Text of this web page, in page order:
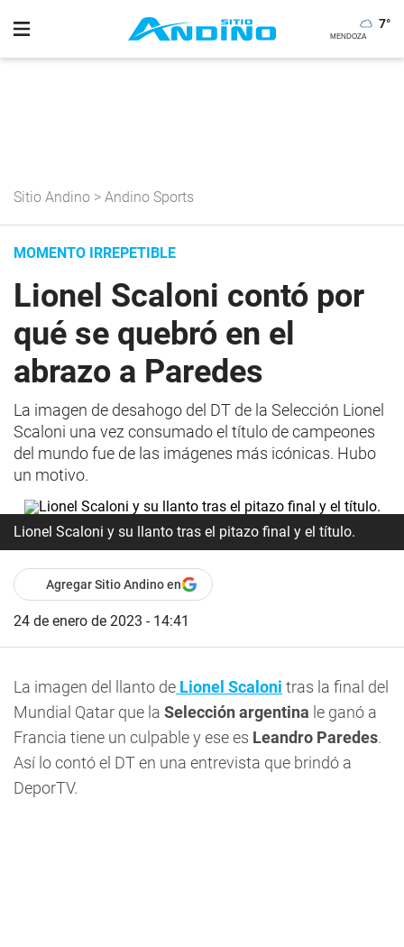
7°
Sitio Andino > Andino Sports
MOMENTO IRREPETIBLE
Lionel Scaloni contó por
qué se quebró en el
abrazo a Paredes
La imagen de desahogo del DT de la Selección Lionel
Scaloni una vez consumado el título de campeones
del mundo fue de las imágenes más icónicas. Hubo
un motivo.
Lionel Scaloni y su llanto tras el pitazo final y el título.
Agregar Sitio Andino en
24 de enero de 2023 - 14:41
La imagen del llanto de Lionel Scaloni tras la final del
Mundial Qatar que la Selección argentina le ganó a
Francia tiene un culpable y ese es Leandro Paredes.
Así lo contó el DT en una entrevista que brindó a
DeporTV.